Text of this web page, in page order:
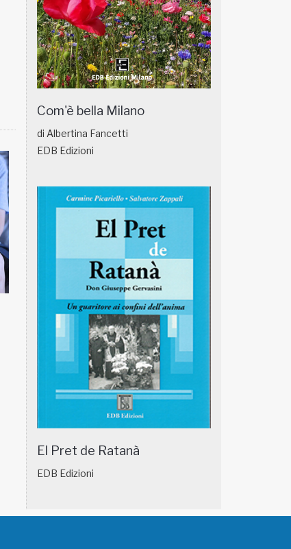
NATUROPATIA IN BREVE 18/01
Com'è bella Milano
di Albertina Fancetti
EDB Edizioni
El Pret de Ratanà
EDB Edizioni